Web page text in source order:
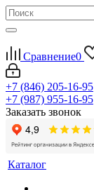
Сравнение0
+7 (846) 205-16-95
+7 (987) 955-16-95
Заказать звонок
Каталог